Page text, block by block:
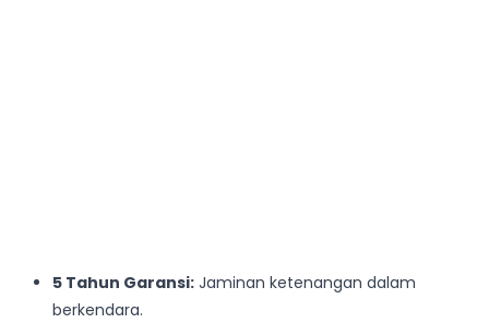
5 Tahun Garansi: Jaminan ketenangan dalam
berkendara.